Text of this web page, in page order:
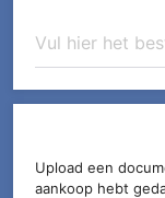
Upload een
aankoop hebt